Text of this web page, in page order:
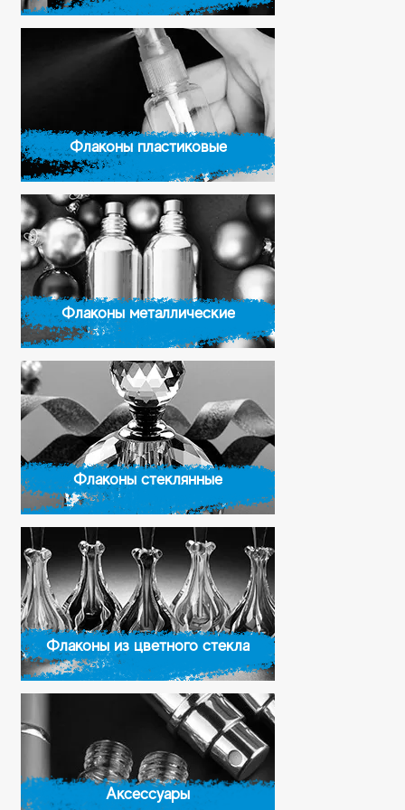
Флаконы пластиковые
Флаконы металлические
Флаконы стеклянные
Флаконы из цветного стекла
Аксессуары